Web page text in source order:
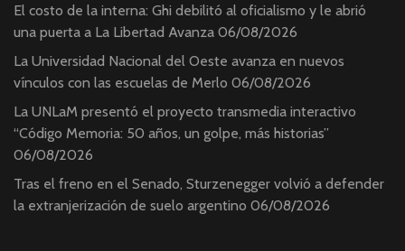
El costo de la interna: Ghi debilitó al oficialismo y le abrió
una puerta a La Libertad Avanza 06/08/2026
La Universidad Nacional del Oeste avanza en nuevos
vínculos con las escuelas de Merlo 06/08/2026
La UNLaM presentó el proyecto transmedia interactivo
“Código Memoria: 50 años, un golpe, más historias”
06/08/2026
Tras el freno en el Senado, Sturzenegger volvió a defender
la extranjerización de suelo argentino 06/08/2026